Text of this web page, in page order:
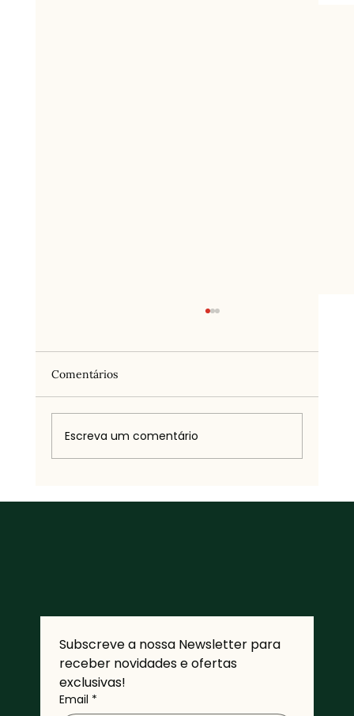
Quando deixámos de nos olhar?
Comentários
Escreva um comentário
Subscreve a nossa Newsletter para
receber novidades e ofertas
exclusivas!
Email *